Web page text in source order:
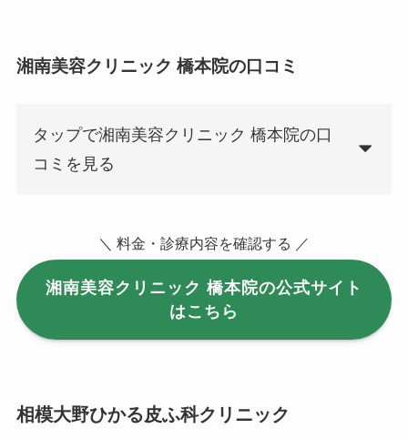
湘南美容クリニック 橋本院の口コミ
タップで湘南美容クリニック 橋本院の口
コミを見る
＼ 料金・診療内容を確認する ／
湘南美容クリニック 橋本院の公式サイト
はこちら
相模大野ひかる皮ふ科クリニック